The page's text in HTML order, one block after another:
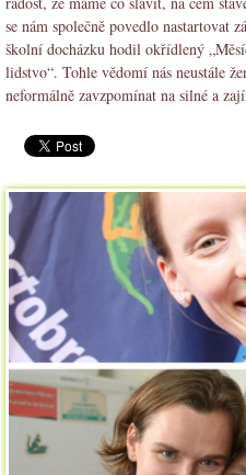
se nám společně povedlo nastartovat
školní docházku hodil okřídlený
lidstvo“. Tohle vědomí nás neustále
neformálně zavzpomínat na silné a